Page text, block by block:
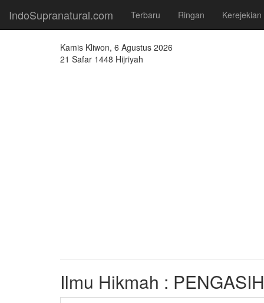
IndoSupranatural.com Terbaru Ringan Kerejekian
Kamis Kliwon, 6 Agustus 2026
21 Safar 1448 Hijriyah
Ilmu Hikmah :